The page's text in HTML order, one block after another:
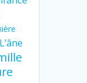
L’âne